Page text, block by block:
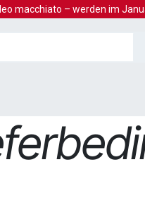
macchiato – werden im